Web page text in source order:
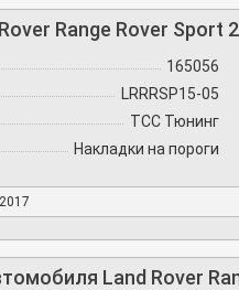
Range Rover Sport
165056
LRRRSP15-05
TCC Тюнинг
Накладки на пороги
Land Rover